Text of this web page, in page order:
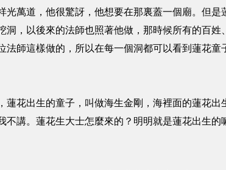
光萬道，他很驚訝，他想要在那裏蓋一個廟。但
洞，以後來的法師也照著他做，那時候所有的百
師這樣做的，所以在每一個洞都可以看到蓮花
花出生的童子，叫做海生金剛，海裡面的蓮花出
講。蓮花生大士怎麼來的？明明就是蓮花出生